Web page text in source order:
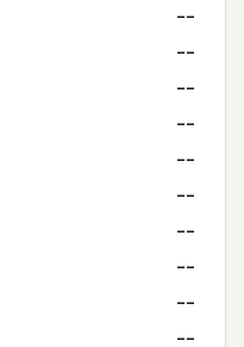
--
--
--
--
--
--
--
--
--
--